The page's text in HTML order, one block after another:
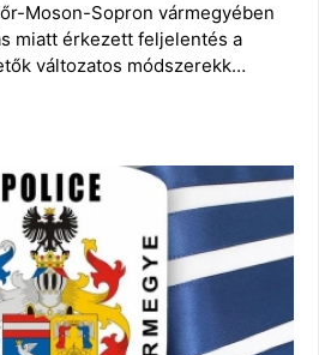
Moson-Sopron vármegyében
miatt érkezett feljelentés a
változatos módszerekk…